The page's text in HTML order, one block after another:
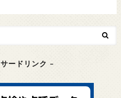
ードリンク –